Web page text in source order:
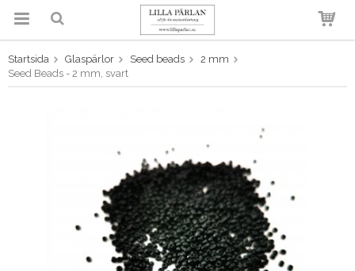
Produkten har blivit tillagd i
Startsida Glaspärlor Seed beads
2 mm
Seed Beads - 2 mm, svart